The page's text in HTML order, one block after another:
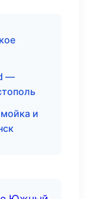
—
и